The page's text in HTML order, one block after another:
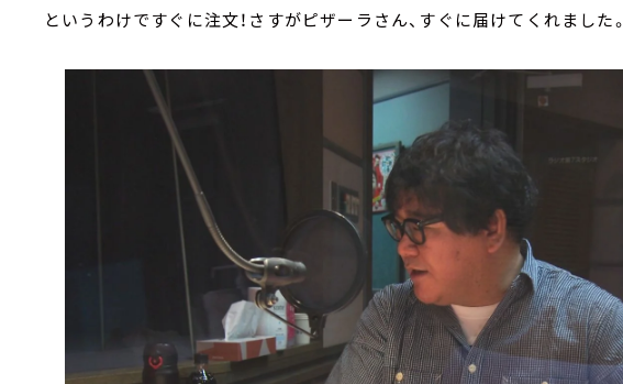
というわけですぐに注文！さすがピザーラさん、すぐに届けてくれました。